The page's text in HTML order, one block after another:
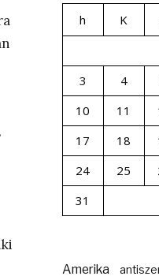
h K
3
4
10
11
17
18
24
25
31
Amerika